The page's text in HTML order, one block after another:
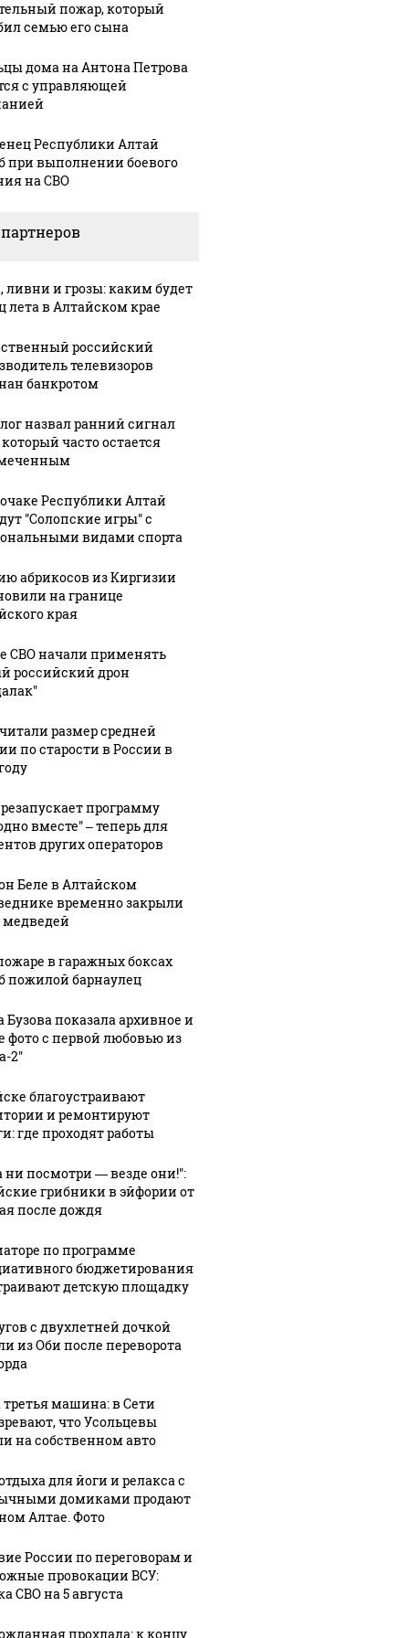
событий не
с 1945: чего
всем нам?
продукта: что купить?
пожар, который
семью его сына
дома на Антона Петрова
с управляющей
Республики Алтай
при выполнении боевого
на СВО
ливни и грозы: каким будет
лета в Алтайском крае
российский
телевизоров
банкротом
назвал ранний сигнал
который часто остается
Республики Алтай
"Солопские игры" с
видами спорта
абрикосов из Киргизии
на границе
края
СВО начали применять
российский дрон
размер средней
по старости в России в
программу
вместе" – теперь для
других операторов
Беле в Алтайском
временно закрыли
медведей
в гаражных боксах
пожилой барнаулец
Бузова показала архивное и
фото с первой любовью из
2"
благоустраивают
и ремонтируют
где проходят работы
ни посмотри — везде они!":
грибники в эйфории от
после дождя
по программе
бюджетирования
детскую площадку
с двухлетней дочкой
из Оби после переворота
машина: в Сети
что Усольцевы
на собственном авто
для йоги и релакса с
домиками продают
Алтае. Фото
России по переговорам и
провокации ВСУ:
СВО на 5 августа
прохлада: к концу